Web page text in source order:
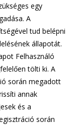
egy
A
tud belépni
állapotát.
Felhasználó
tölti ki. A
során megadott
annak
és a
során